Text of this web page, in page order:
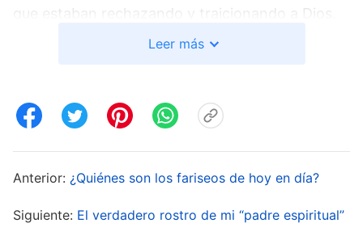
que estaban rechazando y traicionando a Dios.
La obra de Dios Todopoderoso es distinta de la
obras distintas en eras distintas. El Señor Jesús
Gracia: perdonar nuestros pecados. No corrigió
eso prometió que regresaría a realizar la obra del
Leer más
Anterior: ¿Quiénes son los fariseos de hoy en día?
Siguiente: El verdadero rostro de mi “padre espiritual”